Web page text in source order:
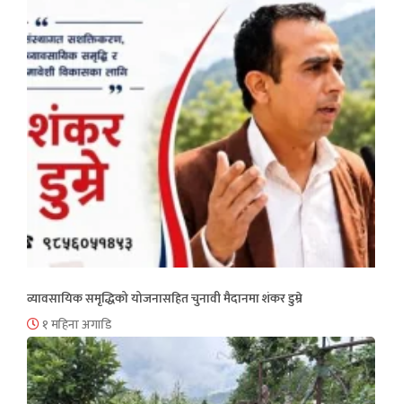
व्यावसायिक समृद्धिको योजनासहित चुनावी मैदानमा शंकर डुम्रे
१ महिना अगाडि